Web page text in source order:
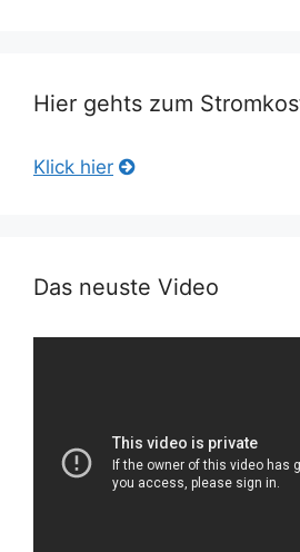
Hier gehts zum
Klick hier
Das neuste Video